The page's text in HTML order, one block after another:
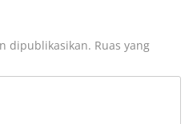
dipublikasikan. Ruas yang